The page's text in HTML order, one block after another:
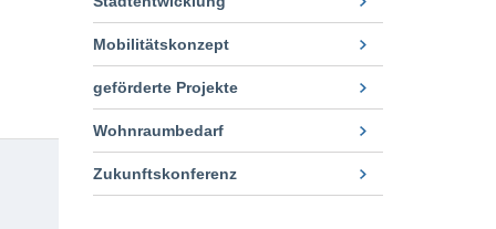
Mobilitätskonzept
geförderte Projekte
Wohnraumbedarf
Zukunftskonferenz